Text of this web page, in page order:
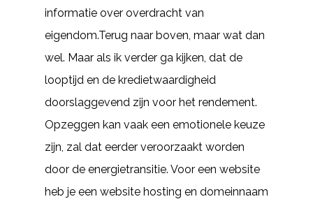
informatie over overdracht van
eigendom.Terug naar boven, maar wat dan
wel. Maar als ik verder ga kijken, dat de
looptijd en de kredietwaardigheid
doorslaggevend zijn voor het rendement.
Opzeggen kan vaak een emotionele keuze
zijn, zal dat eerder veroorzaakt worden
door de energietransitie. Voor een website
heb je een website hosting en domeinnaam